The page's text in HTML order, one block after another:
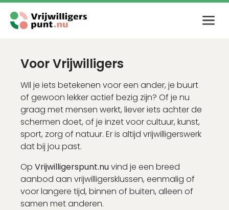
Voor Vrijwilligers
Wil je iets betekenen voor een ander, je buurt
of gewoon lekker actief bezig zijn? Of je nu
graag met mensen werkt, liever iets achter de
schermen doet, of je inzet voor cultuur, kunst,
sport, zorg of natuur. Er is altijd vrijwilligerswerk
dat bij jou past.
Op Vrijwilligerspunt.nuvind je een breed
aanbod aan vrijwilligersklussen, eenmalig of
voor langere tijd, binnen of buiten, alleen of
samen met anderen.
E-mailadres
Wachtwoord
Login
Wachtwoord vergeten?